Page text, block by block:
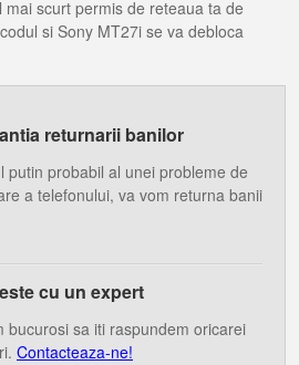
mai scurt permis de reteaua ta de
si Sony MT27i se va debloca
returnarii banilor
putin probabil al unei probleme de
a telefonului, va vom returna banii
cu un expert
bucurosi sa iti raspundem oricarei
Contacteaza-ne!